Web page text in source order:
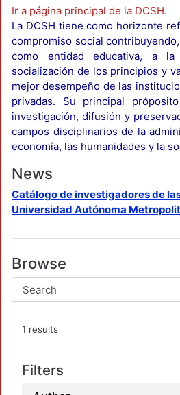
Ir a página principal de la DCSH.
La DCSH tiene como horizonte
compromiso social
como entidad educativa, a
socialización de los principios y
mejor desempeño de las
privadas. Su principal
investigación, difusión y
campos disciplinarios de la
economía, las humanidades y la
News
Catálogo de investigadores de
Universidad Autónoma
Browse
1 results
Filters